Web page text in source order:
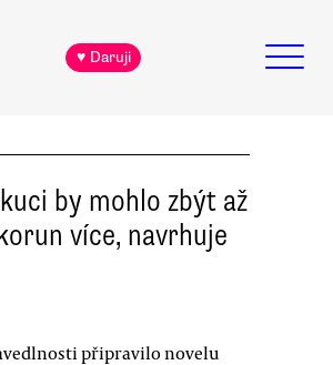
♥ Daruji
by mohlo zbýt až
více, navrhuje
připravilo novelu